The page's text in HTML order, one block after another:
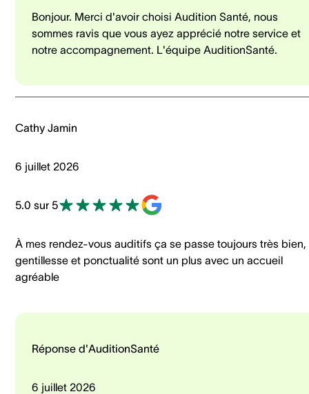
Bonjour. Merci d'avoir choisi Audition Santé, nous
sommes ravis que vous ayez apprécié notre service et
notre accompagnement. L'équipe AuditionSanté.
Cathy Jamin
6 juillet 2026
5.0 sur 5
À mes rendez-vous auditifs ça se passe toujours très bien,
gentillesse et ponctualité sont un plus avec un accueil
agréable
Réponse d'AuditionSanté
6 juillet 2026